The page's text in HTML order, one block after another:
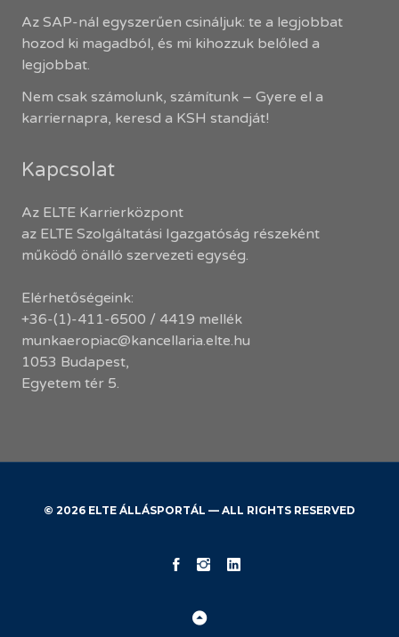
Az SAP-nál egyszerűen csináljuk: te a legjobbat
hozod ki magadból, és mi kihozzuk belőled a
legjobbat.
Nem csak számolunk, számítunk – Gyere el a
karriernapra, keresd a KSH standját!
Kapcsolat
Az ELTE Karrierközpont
az ELTE Szolgáltatási Igazgatóság részeként
működő önálló szervezeti egység.
Elérhetőségeink:
+36-(1)-411-6500 / 4419 mellék
munkaeropiac@kancellaria.elte.hu
1053 Budapest,
Egyetem tér 5.
© 2026 ELTE ÁLLÁSPORTÁL — ALL RIGHTS RESERVED
KK ELTEELTE
Back